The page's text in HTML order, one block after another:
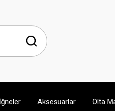
Aksesuarlar Olta